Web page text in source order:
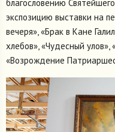
благословению
экспозицию выставки на
вечеря», «Брак в Кане
хлебов», «Чудесный
«Возрождение